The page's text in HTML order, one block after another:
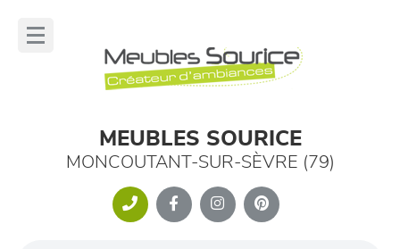
MEUBLES SOURICE
MONCOUTANT-SUR-SÈVRE (79)